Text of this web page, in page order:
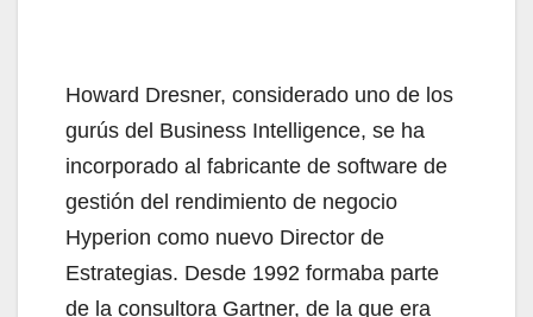
Howard Dresner, considerado uno de los
gurús del Business Intelligence, se ha
incorporado al fabricante de software de
gestión del rendimiento de negocio
Hyperion como nuevo Director de
Estrategias. Desde 1992 formaba parte
de la consultora Gartner, de la que era